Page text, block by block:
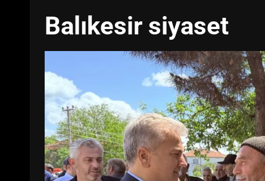
Balıkesir siyaset